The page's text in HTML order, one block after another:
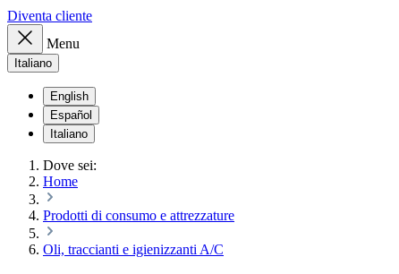
Diventa cliente
Menu
Italiano
English
Español
Italiano
Dove sei:
Home
Prodotti di consumo e attrezzature
Oli, traccianti e igienizzanti A/C